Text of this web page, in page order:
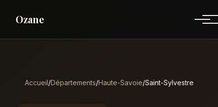
Ozane
Accueil/Départements/Haute-Savoie/Saint-Sylvestre